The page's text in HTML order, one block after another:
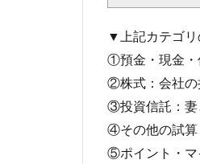
▼上記カテゴリ
①預金・現金・
②株式：会社の
③投資信託：妻
④その他の試算
⑤ポイント・マ